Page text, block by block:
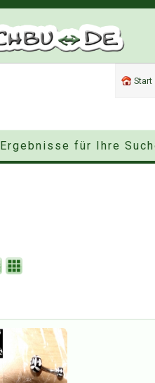
Start
Ergebnisse für Ihre